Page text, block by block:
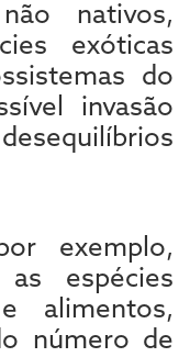
nativos,
exóticas
do
invasão
exemplo,
espécies
alimentos,
número de